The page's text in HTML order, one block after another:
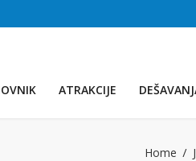
ATRAKCIJE
Home